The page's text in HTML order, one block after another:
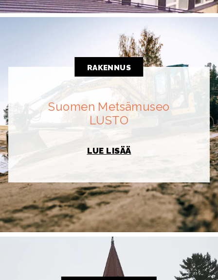
RAKENNUS
Suomen Metsämuseo
LUSTO
LUE LISÄÄ